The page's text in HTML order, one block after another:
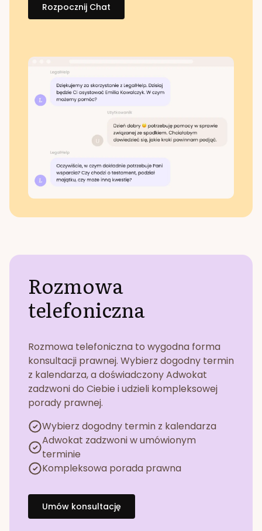
Rozpocznij Chat
Rozmowa
telefoniczna
Rozmowa telefoniczna to wygodna forma
konsultacji prawnej. Wybierz dogodny termin
z kalendarza, a doświadczony Adwokat
zadzwoni do Ciebie i udzieli kompleksowej
porady prawnej.
Wybierz dogodny termin z kalendarza
Adwokat zadzwoni w umówionym
terminie
Kompleksowa porada prawna
Umów konsultację